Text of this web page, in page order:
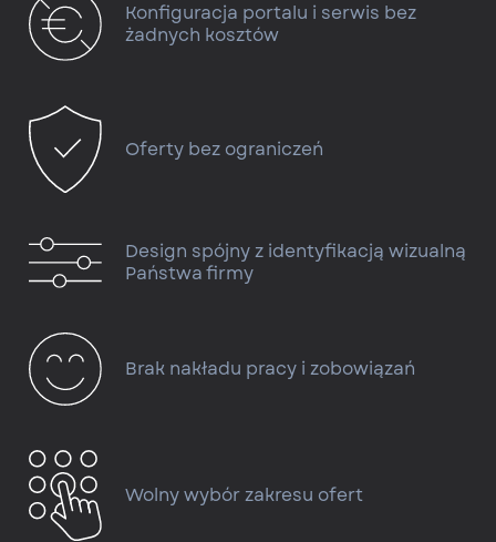
Konfiguracja portalu i serwis bez
żadnych kosztów
Oferty bez ograniczeń
Design spójny z identyfikacją wizualną
Państwa firmy
Brak nakładu pracy i zobowiązań
Wolny wybór zakresu ofert